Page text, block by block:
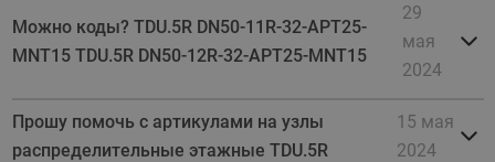
Можно коды? TDU.5R DN50-11R-32-APT25-
MNT15 TDU.5R DN50-12R-32-APT25-MNT15
29
мая
2024
Прошу помочь с артикулами на узлы
распределительные этажные TDU.5R
15 мая
2024